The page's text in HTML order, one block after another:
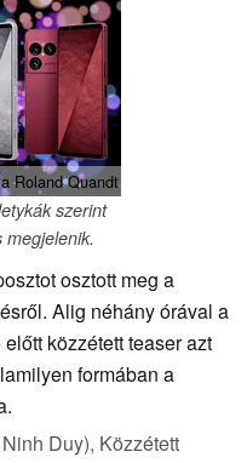
Roland Quandt
szerint
megjelenik.
osztott meg a
Alig néhány órával a
közzétett teaser azt
formában a
Duy), Közzétett